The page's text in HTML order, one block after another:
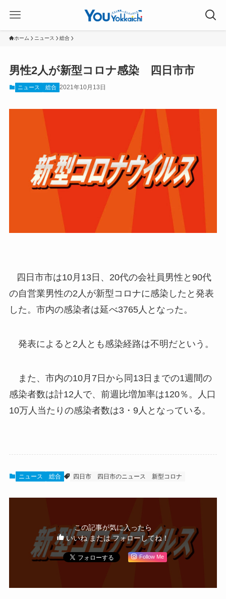
ホーム ニュース 総合
男性2人が新型コロナ感染 四日市市
ニュース 総合 2021年10月13日
四日市市は10月13日、20代の会社員男性と90代
の自営業男性の2人が新型コロナに感染したと発表
した。市内の感染者は延べ3765人となった。
発表によると2人とも感染経路は不明だという。
また、市内の10月7日から同13日までの1週間の
感染者数は計12人で、前週比増加率は120％。人口
10万人当たりの感染者数は3・9人となっている。
ニュース 総合 四日市 四日市のニュース 新型コロナ
この記事が気に入ったら
いいね または フォローしてね！
Follow Me